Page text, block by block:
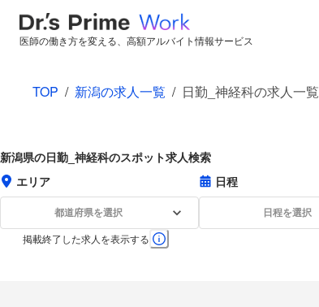
医師の働き方を変える、高額アルバイト情報サービス
TOP / 新潟の求人一覧 / 日勤_神経科の求人一覧
新潟県の日勤_神経科のスポット求人検索
エリア
都道府県を選択
日程
日程を選択
掲載終了した求人を表示する